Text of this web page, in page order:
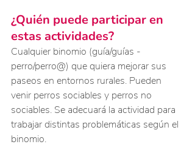
¿Quién puede participar en
estas actividades?
Cualquier binomio (guía/guías -
perro/perro@) que quiera mejorar sus
paseos en entornos rurales. Pueden
venir perros sociables y perros no
sociables. Se adecuará la actividad para
trabajar distintas problemáticas según el
binomio.